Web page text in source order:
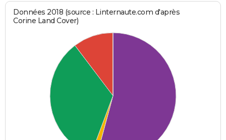
Données 2018 (source : Linternaute.com d'après
Corine Land Cover)